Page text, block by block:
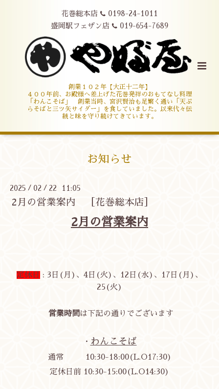
花巻総本店
0198-24-1011
盛岡駅フェザン店
019-654-7689
創業１０２年【大正十二年】
４００年前、お殿様へ差上げた花巻発祥のおもてなし料理
「わんこそば」 創業当時、宮沢賢治も足繁く通い「天ぷ
らそばと三ツ矢サイダー」を食していました。以来代々伝
統と味を守り続けてきています。
お知らせ
2025 / 02 / 22 11:05
2月の営業案内 ［花巻総本店］
2月の営業案内
定休日
: 3日(月)、4日(火)、12日(水)、17日(月)、
25(火)
営業時間 は下記の通りでございます
・ わんこそば
通常 10:30-18:00(L.O17:30)
定休日前 10:30-15:00(L.O14:30)